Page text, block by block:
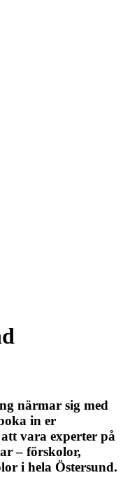
närmar sig med
in er
vara experter på
– förskolor,
i hela Östersund.